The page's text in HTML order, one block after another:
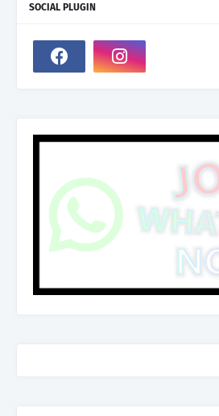
SOCIAL PLUGIN